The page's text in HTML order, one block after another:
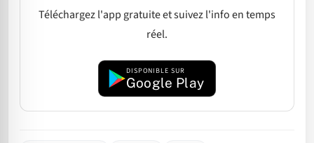
Téléchargez l'app gratuite et suivez l'info en temps
réel.
DISPONIBLE SUR
Google Play